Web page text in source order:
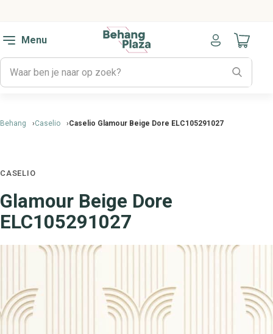
Menu
Naar
Behang Caselio Caselio Glamour Beige Dore ELC105291027
CASELIO
Glamour Beige Dore
ELC105291027